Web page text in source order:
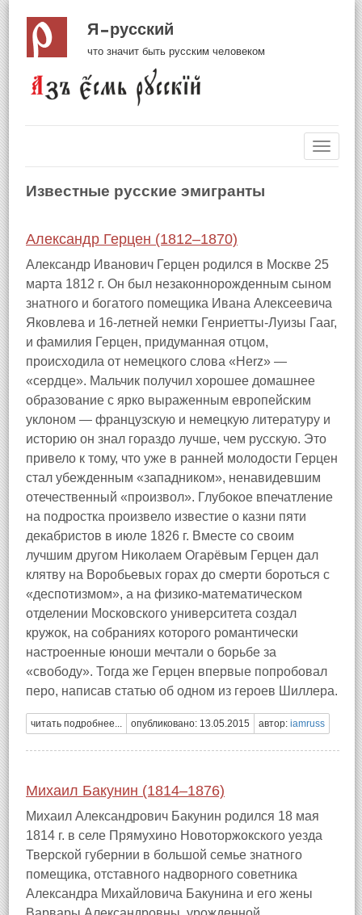
Я русский
что значит быть русским человеком
Известные русские эмигранты
Александр Герцен (1812–1870)
Александр Иванович Герцен родился в Москве 25
марта 1812 г. Он был незаконнорожденным сыном
знатного и богатого помещика Ивана Алексеевича
Яковлева и 16-летней немки Генриетты-Луизы Гааг,
и фамилия Герцен, придуманная отцом,
происходила от немецкого слова «Herz» —
«сердце». Мальчик получил хорошее домашнее
образование с ярко выраженным европейским
уклоном — французскую и немецкую литературу и
историю он знал гораздо лучше, чем русскую. Это
привело к тому, что уже в ранней молодости Герцен
стал убежденным «западником», ненавидевшим
отечественный «произвол». Глубокое впечатление
на подростка произвело известие о казни пяти
декабристов в июле 1826 г. Вместе со своим
лучшим другом Николаем Огарёвым Герцен дал
клятву на Воробьевых горах до смерти бороться с
«деспотизмом», а на физико-математическом
отделении Московского университета создал
кружок, на собраниях которого романтически
настроенные юноши мечтали о борьбе за
«свободу». Тогда же Герцен впервые попробовал
перо, написав статью об одном из героев Шиллера.
читать подробнее... опубликовано: 13.05.2015 автор: iamruss
Михаил Бакунин (1814–1876)
Михаил Александрович Бакунин родился 18 мая
1814 г. в селе Прямухино Новоторжокского уезда
Тверской губернии в большой семье знатного
помещика, отставного надворного советника
Александра Михайловича Бакунина и его жены